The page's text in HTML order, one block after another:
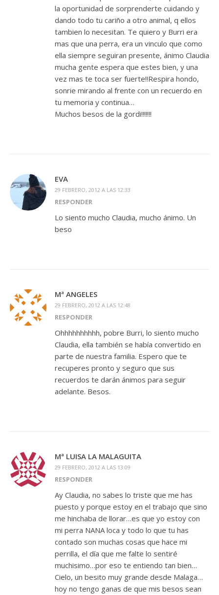
la oportunidad de sorprenderte cuidando y
dando todo tu cariño a otro animal, q ellos
tambien lo necesitan. Te quiero y Burri era
mas que una perra, era un vinculo que como
ella siempre seguiran presente, ánimo Claudia
mucha gente espera que estes bien, y una
vez mas te toca ser fuerte!!Respira hondo,
sonrie mirando al frente con un recuerdo en
tu memoria y continua…
Muchos besos de la gordi!!!!!!!
EVA
29 FEBRERO, 2012 A LAS 12:33
RESPONDER
Lo siento mucho Claudia, mucho ánimo. Un
beso
Mª ANGELES
29 FEBRERO, 2012 A LAS 12:48
RESPONDER
Ohhhhhhhhhh, pobre Burri, lo siento mucho
Claudia, ella también se había convertido en
parte de nuestra familia. Espero que te
recuperes pronto y seguro que sus
recuerdos te darán ánimos para seguir
adelante. Besos.
Mª LUISA LA MALAGUITA
29 FEBRERO, 2012 A LAS 13:09
RESPONDER
Ay Claudia, no sabes lo triste que me has
puesto y porque estoy en el trabajo que sino
me hinchaba de llorar…es que yo estoy con
mi perra NANA loca y todo lo que tu has
contado son muchas cosas que hace mi
perrilla, el día que me falte lo sentiré
muchisimo…por eso te entiendo tan bien…
Cielo, un besito muy grande desde Malaga…
hoy no tengo ganas de que mis besos sean